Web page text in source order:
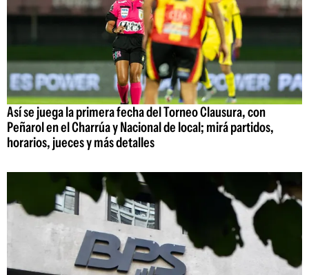
Así se juega la primera fecha del Torneo Clausura, con
Peñarol en el Charrúa y Nacional de local; mirá partidos,
horarios, jueces y más detalles